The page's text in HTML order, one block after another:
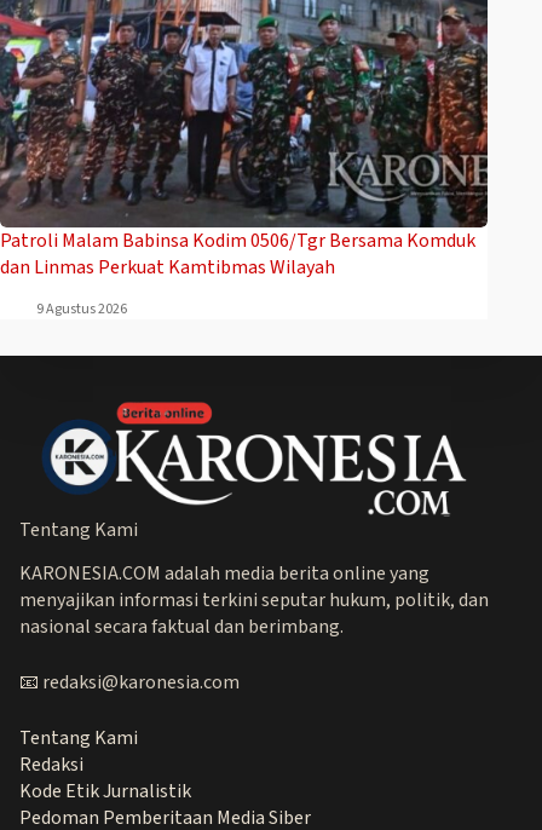
Patroli Malam Babinsa Kodim 0506/Tgr Bersama Komduk
dan Linmas Perkuat Kamtibmas Wilayah
9 Agustus 2026
Tentang Kami
KARONESIA.COM adalah media berita online yang
menyajikan informasi terkini seputar hukum, politik, dan
nasional secara faktual dan berimbang.
📧 redaksi@karonesia.com
Tentang Kami
Redaksi
Kode Etik Jurnalistik
Pedoman Pemberitaan Media Siber